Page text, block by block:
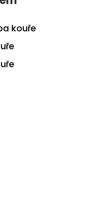
kouře